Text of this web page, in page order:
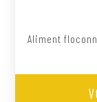
Aliment